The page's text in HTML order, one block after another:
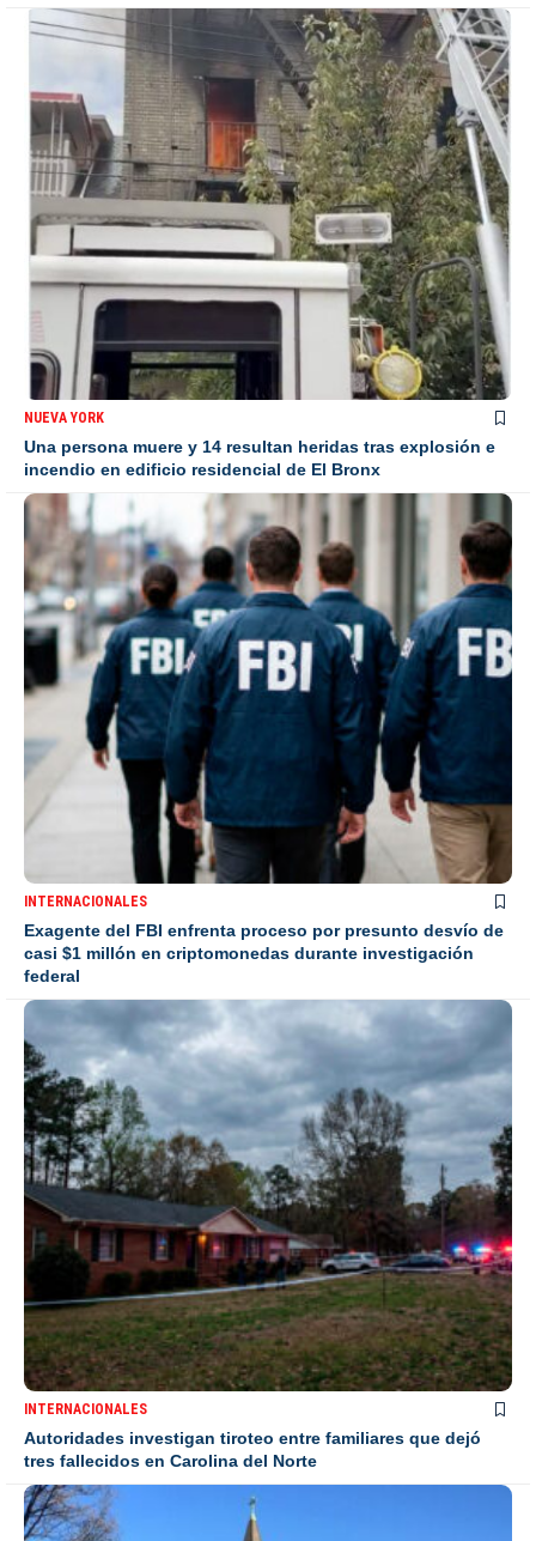
NUEVA YORK
Una persona muere y 14 resultan heridas tras explosión e
incendio en edificio residencial de El Bronx
INTERNACIONALES
Exagente del FBI enfrenta proceso por presunto desvío de
casi $1 millón en criptomonedas durante investigación
federal
INTERNACIONALES
Autoridades investigan tiroteo entre familiares que dejó
tres fallecidos en Carolina del Norte